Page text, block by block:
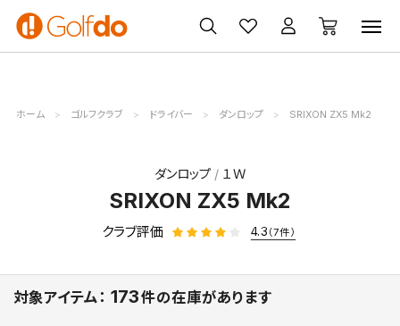
ゴルフ
クラブ
ゴルフ用品
買取
無料査定
クーポン
一覧
ホーム ゴルフクラブ ドライバー ダンロップ SRIXON ZX5 Mk2
ダンロップ １Ｗ
SRIXON ZX5 Mk2
クラブ評価 4.3 （7件）
対象アイテム： 173件の在庫があります